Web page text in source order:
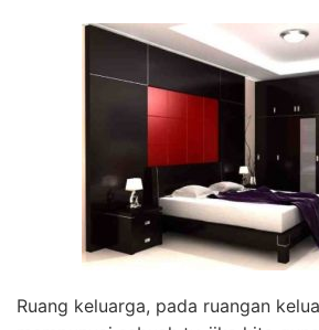
Ruang keluarga, pada ruangan